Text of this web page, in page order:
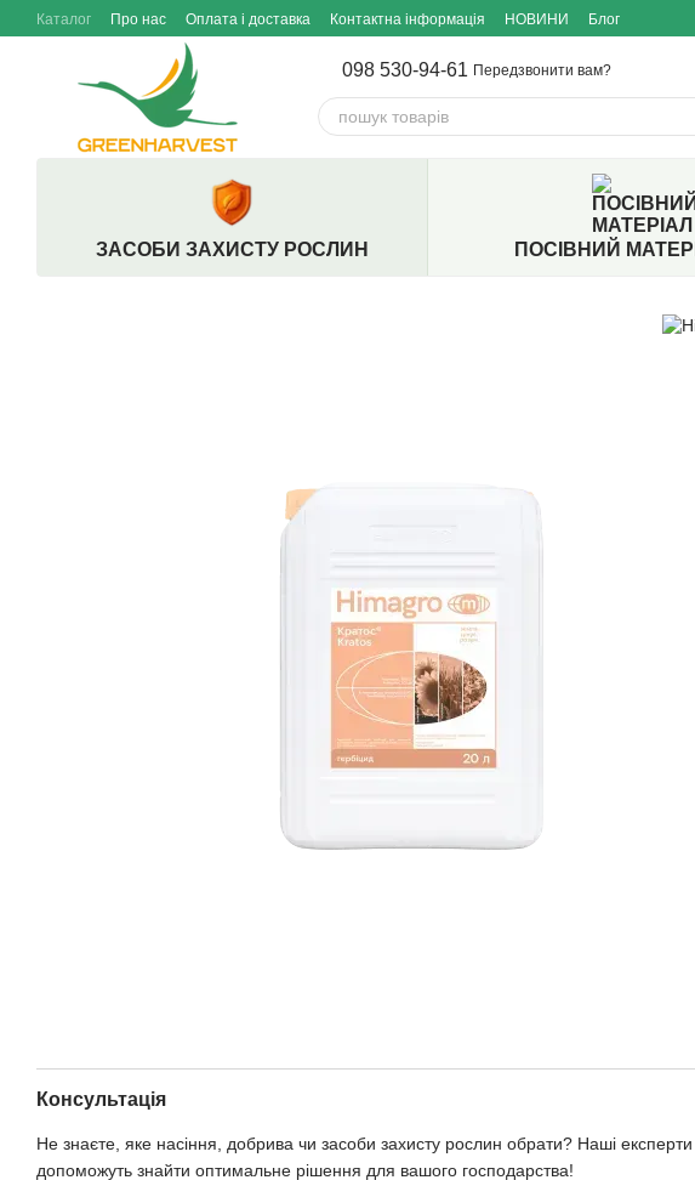
Перейти до основного контенту
Каталог Про нас Оплата і доставка Контактна інформація НОВИНИ Блог
098 530-94-61 Передзвонити вам?
ЗАСОБИ ЗАХИСТУ РОСЛИН ПОСІВНИЙ
Консультація
Не знаєте, яке насіння, добрива чи засоби захисту рослин обрати? Наші експерти
допоможуть знайти оптимальне рішення для вашого господарства!